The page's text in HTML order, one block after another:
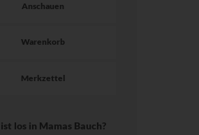
Anschauen
Warenkorb
Merkzettel
los in Mamas Bauch?